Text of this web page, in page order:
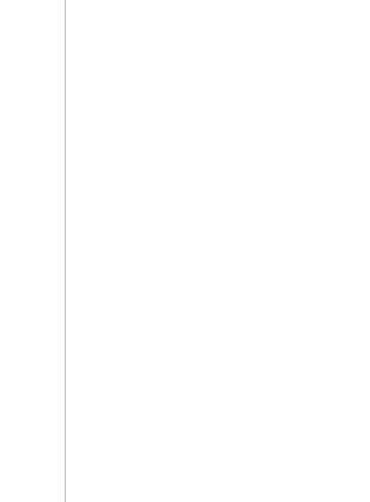
Mit den APIs von Android Enterprise
Organisation von Apps in Managed
IT-Administratoren können private
und so Endnutzern einen einheitlichen
Mit den einbettbaren iFrames von
Workflows zur App-Verwaltung mit